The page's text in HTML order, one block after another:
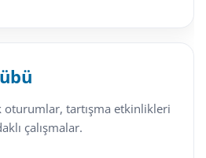
oturumlar, tartışma etkinlikleri
çalışmalar.